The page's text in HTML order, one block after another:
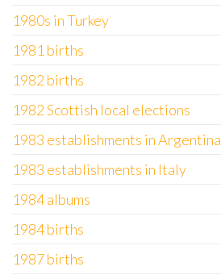
1980s in Turkey
1981 births
1982 births
1982 Scottish local elections
1983 establishments in Argentina
1983 establishments in Italy
1984 albums
1984 births
1987 births